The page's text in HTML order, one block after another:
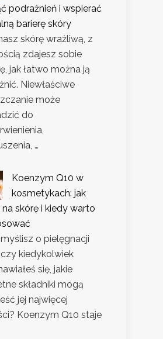
podrażnień i wspierać
barierę skóry
skórę wrażliwą, z
zdajesz sobie
jak łatwo można ją
Niewłaściwe
może
do
…
Koenzym Q10 w
kosmetykach: jak
na skórę i kiedy warto
o pielęgnacji
kiedykolwiek
się, jakie
składniki mogą
jej najwięcej
Koenzym Q10 staje